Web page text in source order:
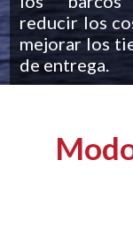
reducir los
mejorar los
de entrega.